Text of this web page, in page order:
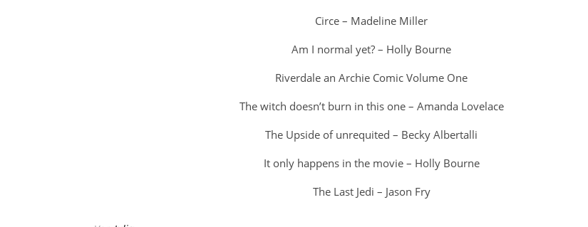
Circe – Madeline Miller
Am I normal yet? – Holly Bourne
Riverdale an Archie Comic Volume One
The witch doesn’t burn in this one – Amanda Lovelace
The Upside of unrequited – Becky Albertalli
It only happens in the movie – Holly Bourne
The Last Jedi – Jason Fry